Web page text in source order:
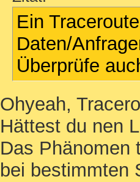
Ein
Daten/
Überprüfe
Ohyeah,
Hättest du nen
Das Phänomen
bei bestimmten